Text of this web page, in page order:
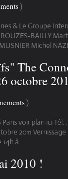
)
& Le Groupe
BAILLY
Michel
The
octobre
)
voir plan ici Tél.
2011
à...
2010 !